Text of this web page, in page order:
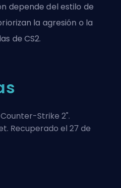
depende del estilo de
la agresión o la
de CS2.
Strike 2".
Recuperado el 27 de